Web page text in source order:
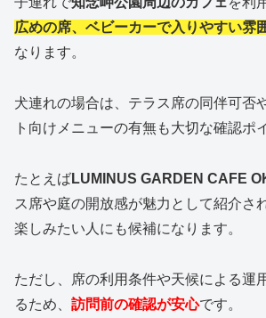
広めの席、ベビーカーで入りやすい雰
なります。
犬連れの場合は、テラス席の同伴可否
ト向けメニューの有無も大切な確認ポ
たとえばLUMINUS GARDEN CAFE
ス席や庭の開放感が魅力として紹介さ
楽しみたい人にも候補になります。
ただし、席の利用条件や天候による運
るため、 訪問前の確認が安心です。